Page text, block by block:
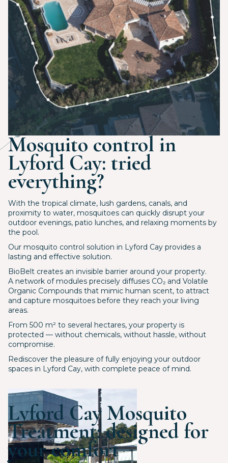
Mosquito control in
Lyford Cay: tried
everything?
With the tropical climate, lush gardens, canals, and
proximity to water, mosquitoes can quickly disrupt your
outdoor evenings, patio lunches, and relaxing moments by
the pool.
Our mosquito control solution in Lyford Cay provides a
lasting and effective solution.
BioBelt creates an invisible barrier around your property.
A network of modules precisely diffuses CO₂ and Volatile
Organic Compounds that mimic human scent, to attract
and capture mosquitoes before they reach your living
areas.
From 500 m² to several hectares, your property is
protected — without chemicals, without hassle, without
compromise.
Rediscover the pleasure of fully enjoying your outdoor
spaces in Lyford Cay, with complete peace of mind.
Lyford Cay Mosquito
Treatment: designed for
your comfort